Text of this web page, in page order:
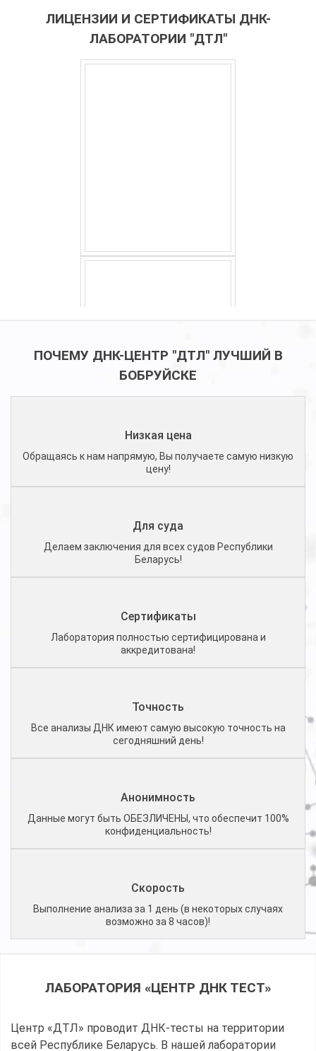
ЛИЦЕНЗИИ И СЕРТИФИКАТЫ ДНК-
ЛАБОРАТОРИИ "ДТЛ"
ПОЧЕМУ ДНК-ЦЕНТР "ДТЛ" ЛУЧШИЙ В
БОБРУЙСКЕ
Низкая цена
Обращаясь к нам напрямую, Вы получаете самую низкую
цену!
Для суда
Делаем заключения для всех судов Республики
Беларусь!
Сертификаты
Лаборатория полностью сертифицирована и
аккредитована!
Точность
Все анализы ДНК имеют самую высокую точность на
сегодняшний день!
Анонимность
Данные могут быть ОБЕЗЛИЧЕНЫ, что обеспечит 100%
конфиденциальность!
Скорость
Выполнение анализа за 1 день (в некоторых случаях
возможно за 8 часов)!
ЛАБОРАТОРИЯ «ЦЕНТР ДНК ТЕСТ»
Центр «ДТЛ» проводит ДНК-тесты на территории
всей Республике Беларусь. В нашей лаборатории